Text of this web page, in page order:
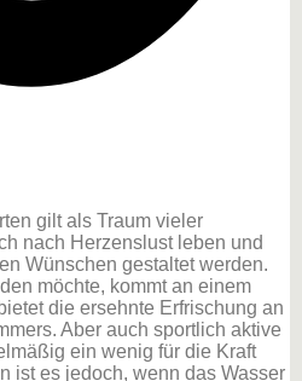
gilt als Traum vieler
nach Herzenslust leben und
Wünschen gestaltet werden.
möchte, kommt an einem
die ersehnte Erfrischung an
Aber auch sportlich aktive
ein wenig für die Kraft
ist es jedoch, wenn das Wasser